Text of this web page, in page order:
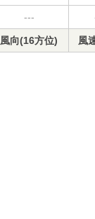
---
風向(16方位) 風